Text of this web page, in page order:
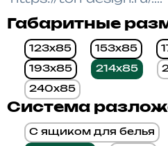
Габаритные
123x85 153x85
193x85 214x85
240x85
Система
С ящиком для белья